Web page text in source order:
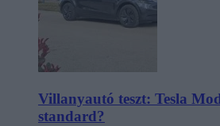
Villanyautó teszt: Tesla
standard?